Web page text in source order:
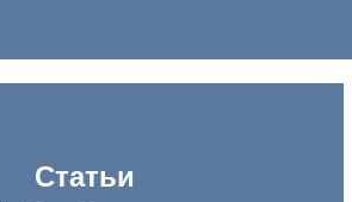
Статьи